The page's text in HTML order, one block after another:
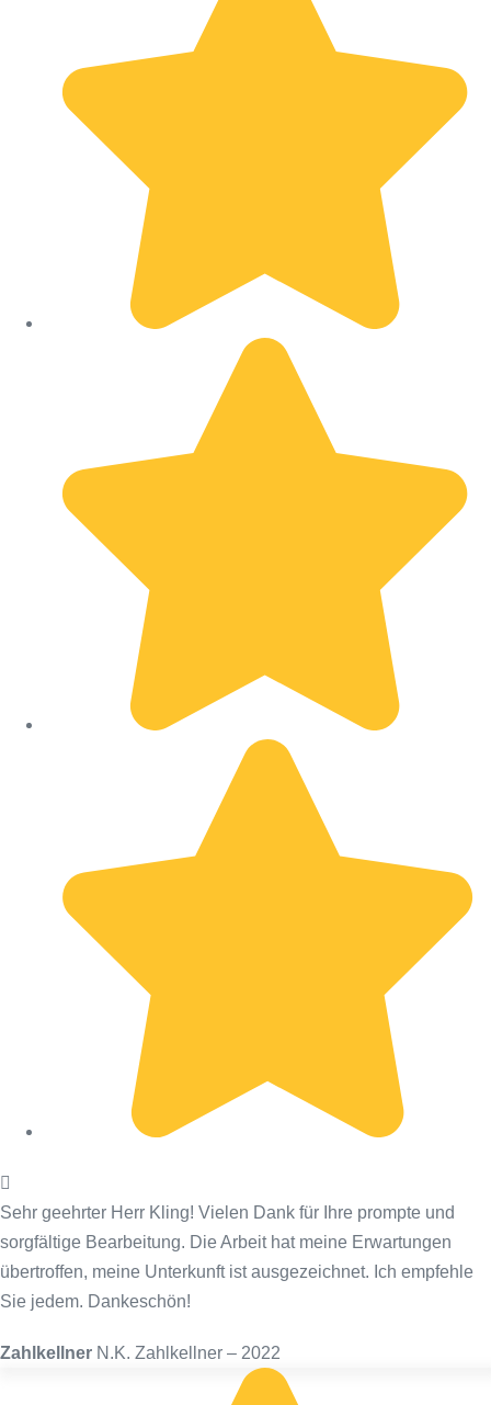
Sehr geehrter Herr Kling! Vielen Dank für Ihre prompte und
sorgfältige Bearbeitung. Die Arbeit hat meine Erwartungen
übertroffen, meine Unterkunft ist ausgezeichnet. Ich empfehle
Sie jedem. Dankeschön!
Zahlkellner N.K. Zahlkellner – 2022